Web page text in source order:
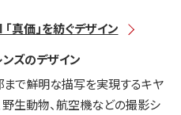
真価」を紡ぐデザイン
ズのデザイン
で鮮明な描写を実現するキヤ
野生動物、航空機などの撮影シ